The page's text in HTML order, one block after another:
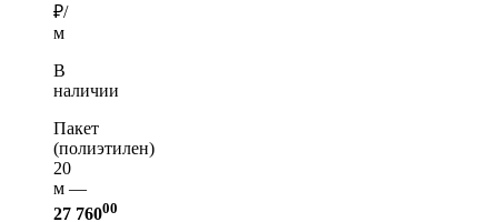
₽/
м
В
наличии
Пакет
(полиэтилен)
20
м —
27 76000